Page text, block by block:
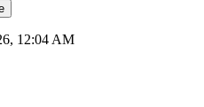
12:04 AM